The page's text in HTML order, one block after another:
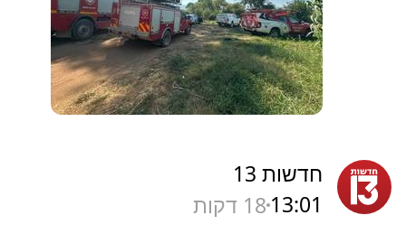
חדשות 13
13:01 18 דקות